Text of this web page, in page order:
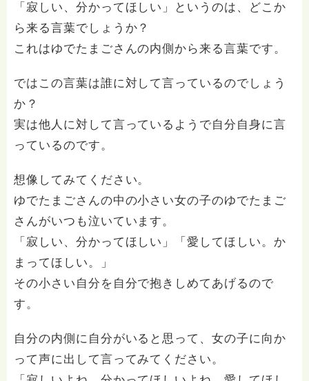
「寂しい、分かってほしい」というのは、どこか
ら来る言葉でしょうか？
これはゆでたまごさんの内側から来る言葉です。
ではこの言葉は誰に対して言っているのでしょう
か？
実は他人に対して言っているようで自分自身に言
っているのです。
想像してみてください。
ゆでたまごさんの中の小さい女の子のゆでたまご
さんがいつも泣いています。
「寂しい、分かってほしい」「愛してほしい。か
まってほしい。」
その小さい自分を自分で抱きしめてあげるので
す。
自分の内側に自分がいると思って、女の子に向か
って声に出して言ってみてください。